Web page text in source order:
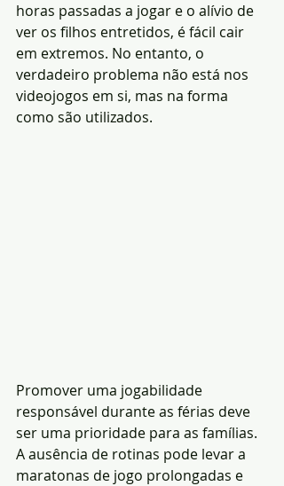
horas passadas a jogar e o alívio de
ver os filhos entretidos, é fácil cair
em extremos. No entanto, o
verdadeiro problema não está nos
videojogos em si, mas na forma
como são utilizados.
Promover uma jogabilidade
responsável durante as férias deve
ser uma prioridade para as famílias.
A ausência de rotinas pode levar a
maratonas de jogo prolongadas e